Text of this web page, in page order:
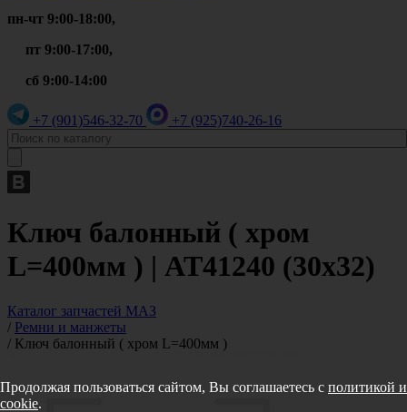
пн-чт 9:00-18:00,
пт 9:00-17:00,
сб 9:00-14:00
+7 (901)546-32-70 +7 (925)740-26-16
Ключ балонный ( хром
L=400мм ) | AT41240 (30х32)
Каталог запчастей МАЗ
/ Ремни и манжеты
/ Ключ балонный ( хром L=400мм )
Продолжая пользоваться сайтом, Вы соглашаетесь с политикой
cookie.